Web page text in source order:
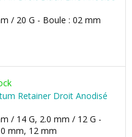
/ 20 G - Boule : 02 mm
Retainer Droit Anodisé
/ 14 G, 2.0 mm / 12 G -
mm, 12 mm